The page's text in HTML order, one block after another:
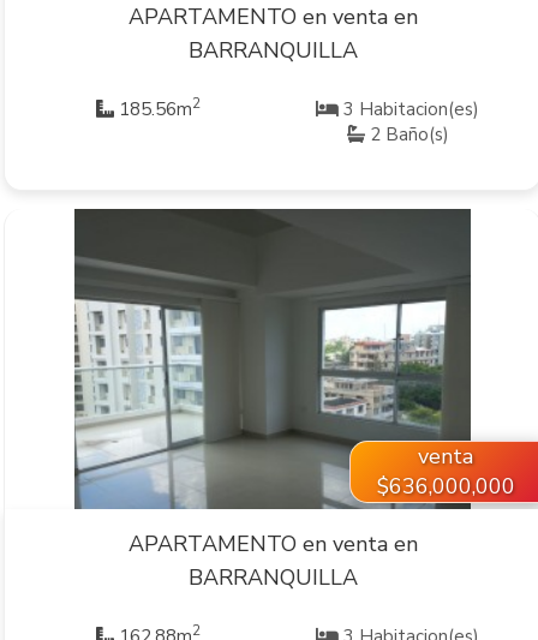
APARTAMENTO en venta en
BARRANQUILLA
185.56m2
3 Habitacion(es)
2 Baño(s)
VER INMUEBLE
venta
$636,000,000
APARTAMENTO en venta en
BARRANQUILLA
2